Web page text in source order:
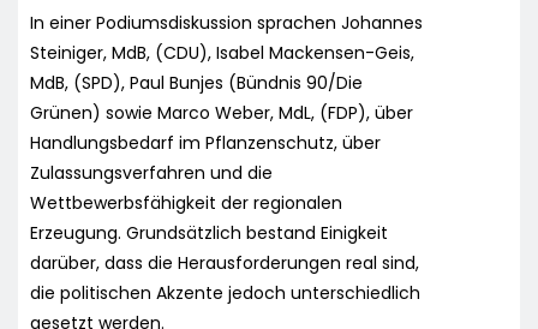
In einer Podiumsdiskussion sprachen Johannes
Steiniger, MdB, (CDU), Isabel Mackensen-Geis,
MdB, (SPD), Paul Bunjes (Bündnis 90/Die
Grünen) sowie Marco Weber, MdL, (FDP), über
Handlungsbedarf im Pflanzenschutz, über
Zulassungsverfahren und die
Wettbewerbsfähigkeit der regionalen
Erzeugung. Grundsätzlich bestand Einigkeit
darüber, dass die Herausforderungen real sind,
die politischen Akzente jedoch unterschiedlich
gesetzt werden.